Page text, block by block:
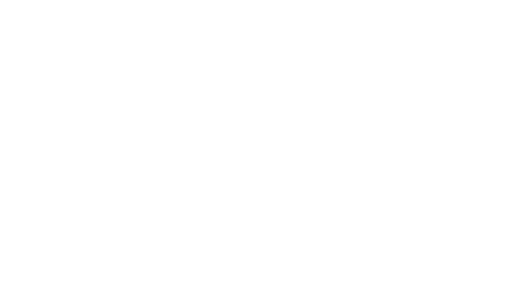
nach § 70 StVZO beantragen